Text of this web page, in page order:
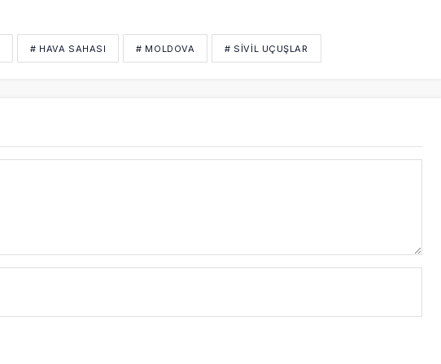
# HAVA SAHASI # MOLDOVA # SIVIL UÇUŞLAR